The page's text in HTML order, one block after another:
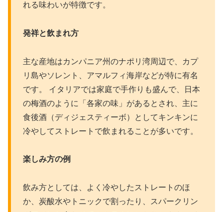
れる味わいが特徴です。​
発祥と飲まれ方
主な産地はカンパニア州のナポリ湾周辺で、カプ
リ島やソレント、アマルフィ海岸などが特に有名
です。 イタリアでは家庭で手作りも盛んで、日本
の梅酒のように「各家の味」があるとされ、主に
食後酒（ディジェスティーボ）としてキンキンに
冷やしてストレートで飲まれることが多いです。​
楽しみ方の例
飲み方としては、よく冷やしたストレートのほ
か、炭酸水やトニックで割ったり、スパークリン